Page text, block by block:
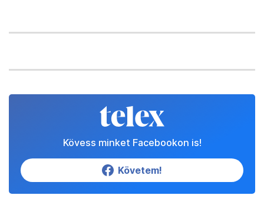
Kövess minket Facebookon is!
Követem!